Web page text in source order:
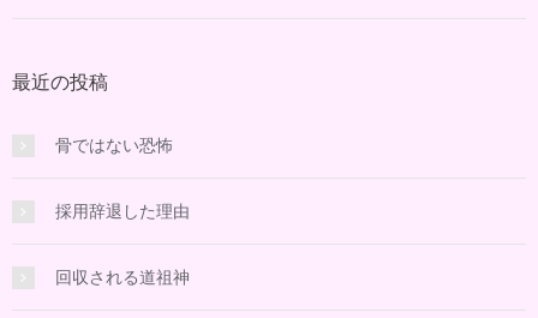
最近の投稿
骨ではない恐怖
採用辞退した理由
回収される道祖神